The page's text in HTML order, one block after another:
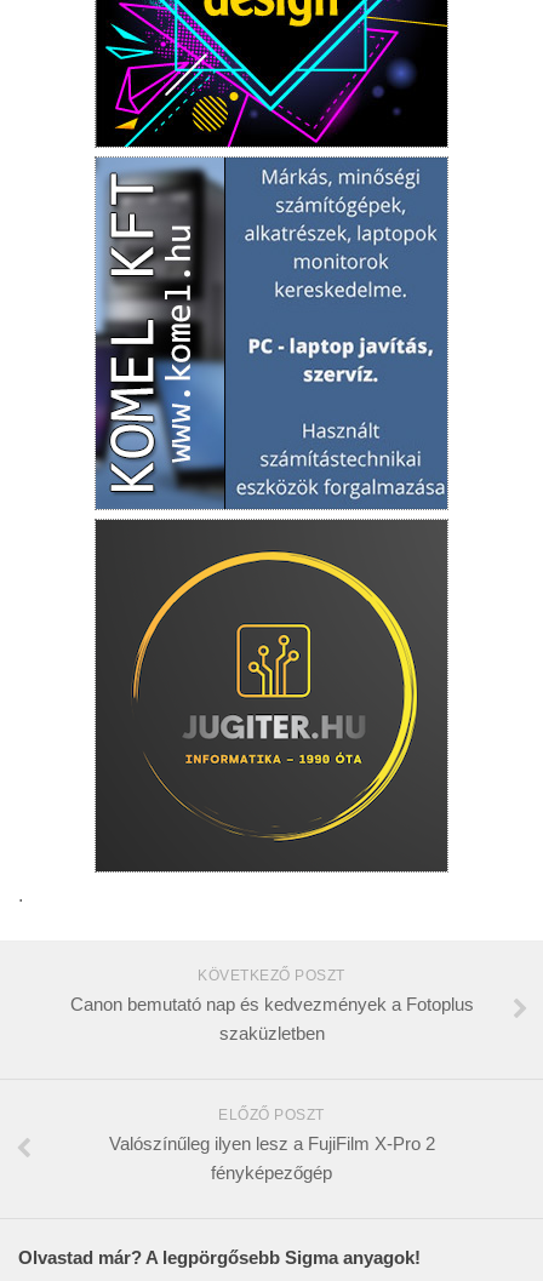
.
KÖVETKEZŐ POSZT
Canon bemutató nap és kedvezmények a Fotoplus
szaküzletben
ELŐZŐ POSZT
Valószínűleg ilyen lesz a FujiFilm X-Pro 2
fényképezőgép
Olvastad már? A legpörgősebb Sigma anyagok!